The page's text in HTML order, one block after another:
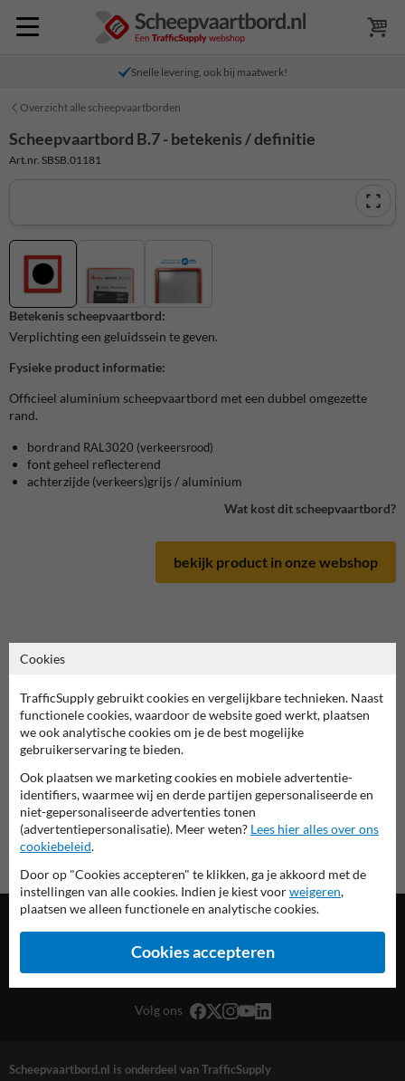
Snelle levering, ook bij maatwerk!
Overzicht alle scheepvaartborden
Scheepvaartbord in serie B
deze informatie printen
overzicht officiële scheepvaartborden
Scheepvaartbord.nl
Scheepvaartbord B.7 - betekenis / definitie
Art.nr. SBSB.01181
Betekenis scheepvaartbord:
Verplichting een geluidssein te geven.
Fysieke product informatie:
Officieel aluminium scheepvaartbord met een dubbel omgezette
rand.
bordrand RAL3020 (verkeersrood)
font geheel reflecterend
achterzijde (verkeers)grijs / aluminium
Wat kost dit scheepvaartbord?
bekijk product in onze webshop
TrafficSupply Netherlands B.V.,Populierenlaan 7,Hattem, NL
Volg ons
Scheepvaartbord.nl is onderdeel van TrafficSupply
Cookies
TrafficSupply gebruikt cookies en vergelijkbare technieken. Naast
functionele cookies, waardoor de website goed werkt, plaatsen
we ook analytische cookies om je de best mogelijke
gebruikerservaring te bieden.
Ook plaatsen we marketing cookies en mobiele advertentie-
identifiers, waarmee wij en derde partijen gepersonaliseerde en
niet-gepersonaliseerde advertenties tonen
(advertentiepersonalisatie). Meer weten? Lees hier alles over ons
cookiebeleid.
Door op "Cookies accepteren" te klikken, ga je akkoord met de
instellingen van alle cookies. Indien je kiest voorweigeren,
plaatsen we alleen functionele en analytische cookies.
Cookies accepteren